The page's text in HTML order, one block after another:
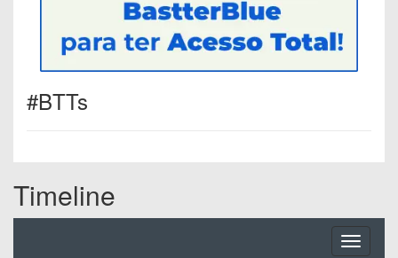
#BTTs
Timeline
Toggle